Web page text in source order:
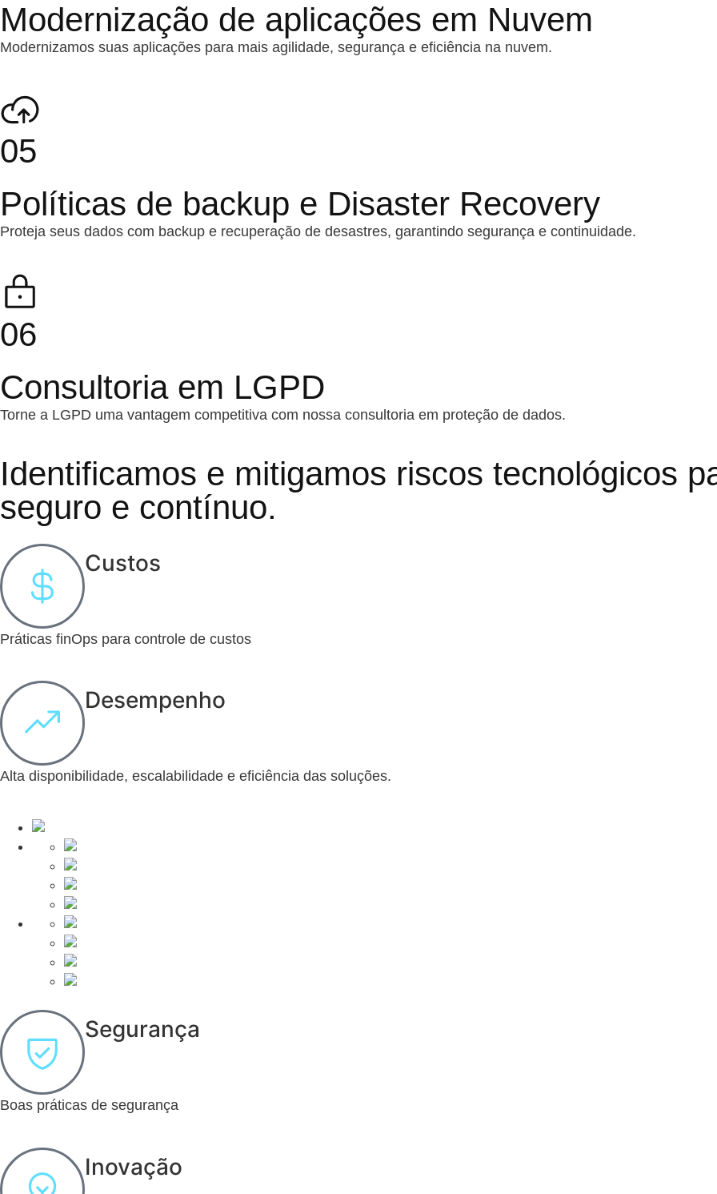
Modernização de aplicações em Nuvem
Modernizamos suas aplicações para mais agilidade, segurança e eficiência na nuvem.
05
Políticas de backup e Disaster Recovery
Proteja seus dados com backup e recuperação de desastres, garantindo segurança e continuidade.
06
Consultoria em LGPD
Torne a LGPD uma vantagem competitiva com nossa consultoria em proteção de dados.
Identificamos e mitigamos riscos tecnológicos
seguro e contínuo.
Custos
Práticas finOps para controle de custos
Desempenho
Alta disponibilidade, escalabilidade e eficiência das soluções.
Segurança
Boas práticas de segurança
Inovação